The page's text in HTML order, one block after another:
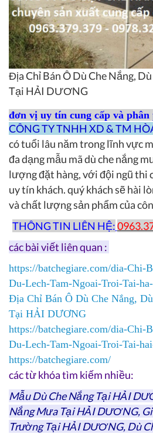
Địa Chỉ Bán Ô Dù Che Nắng,
Tại HẢI DƯƠNG
đơn vị uy tín cung cấp và phân
CÔNG TY TNHH XD & TM
có tuổi lâu năm trong lĩnh vực
đa dạng mẫu mã dù che nắng
lượng đặt hàng, với đội ngũ thi
uy tín khách. quý khách sẽ hài
và chất lượng sản phẩm của
THÔNG TIN LIÊN HỆ:
các bài viết liên quan :
https://batchegiare.com/dia-Chi-
Du-Lech-Tam-Ngoai-Troi-Tai-
Địa Chỉ Bán Ô Dù Che Nắng,
Tại HẢI DƯƠNG
https://batchegiare.com/dia-Chi-
Du-Lech-Tam-Ngoai-Troi-Tai-
https://batchegiare.com/
các từ khóa tìm kiếm nhiều:
Mẫu Dù Che Nắng Tại HẢI
Nắng Mưa Tại HẢI DƯƠNG,
Trường Tại HẢI DƯƠNG, Dù